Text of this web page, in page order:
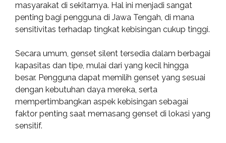
masyarakat di sekitarnya. Hal ini menjadi sangat
penting bagi pengguna di Jawa Tengah, di mana
sensitivitas terhadap tingkat kebisingan cukup tinggi.
Secara umum, genset silent tersedia dalam berbagai
kapasitas dan tipe, mulai dari yang kecil hingga
besar. Pengguna dapat memilih genset yang sesuai
dengan kebutuhan daya mereka, serta
mempertimbangkan aspek kebisingan sebagai
faktor penting saat memasang genset di lokasi yang
sensitif.